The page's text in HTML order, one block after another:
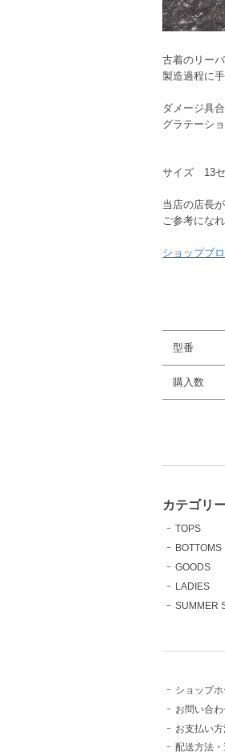
古着のリー
製造過程に
ダメージ具
グラテーシ
サイズ 13
当店の店長
ご参考にな
ショップブ
型番
購入数
カテゴリ
TOPS
BOTTOMS
GOODS
LADIES
SUMMER
ショップホ
お問い合
お支払い
配送方法